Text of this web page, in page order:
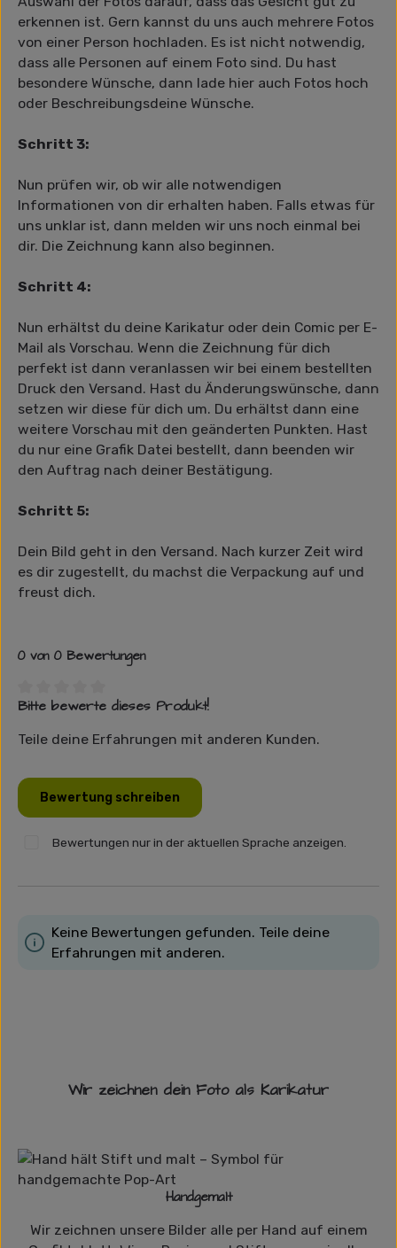
erkennen ist. Gern kannst du uns auch mehrere Fotos
von einer Person hochladen. Es ist nicht notwendig,
dass alle Personen auf einem Foto sind. Du hast
besondere Wünsche, dann lade hier auch Fotos hoch
oder Beschreibungsdeine Wünsche.
Schritt 3:
Nun prüfen wir, ob wir alle notwendigen
Informationen von dir erhalten haben. Falls etwas für
uns unklar ist, dann melden wir uns noch einmal bei
dir. Die Zeichnung kann also beginnen.
Schritt 4:
Nun erhältst du deine Karikatur oder dein Comic per E-
Mail als Vorschau. Wenn die Zeichnung für dich
perfekt ist dann veranlassen wir bei einem bestellten
Druck den Versand. Hast du Änderungswünsche, dann
setzen wir diese für dich um. Du erhältst dann eine
weitere Vorschau mit den geänderten Punkten. Hast
du nur eine Grafik Datei bestellt, dann beenden wir
den Auftrag nach deiner Bestätigung.
Schritt 5:
Dein Bild geht in den Versand. Nach kurzer Zeit wird
es dir zugestellt, du machst die Verpackung auf und
freust dich.
0 von 0 Bewertungen
Durchschnittliche Bewertung von 0 von 5 Sternen
Bitte bewerte dieses Produkt!
Teile deine Erfahrungen mit anderen Kunden.
Bewertung schreiben
Bewertungen nur in der aktuellen Sprache anzeigen.
Keine Bewertungen gefunden. Teile deine
Erfahrungen mit anderen.
Wir zeichnen dein Foto als Karikatur
Handgemalt
Wir zeichnen unsere Bilder alle per Hand auf einem